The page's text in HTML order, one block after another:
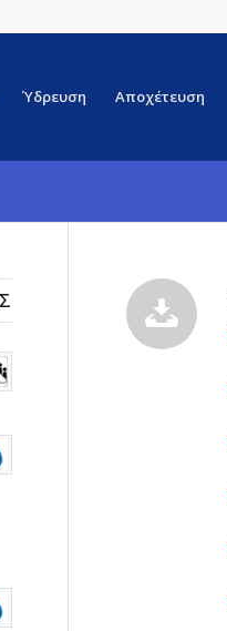
Ύδρευση Αποχέτευση